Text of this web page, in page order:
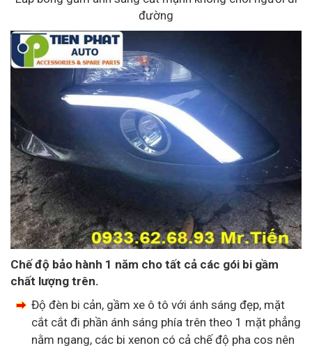
đường
Chế độ bảo hành 1 năm cho tất cả các gói bi gầm
chất lượng trên.
Độ đèn bi cản, gầm xe ô tô với ánh sáng đẹp, mặt
cắt cắt đi phần ánh sáng phía trên theo 1 mặt phẳng
nằm ngang, các bi xenon có cả chế độ pha cos nên